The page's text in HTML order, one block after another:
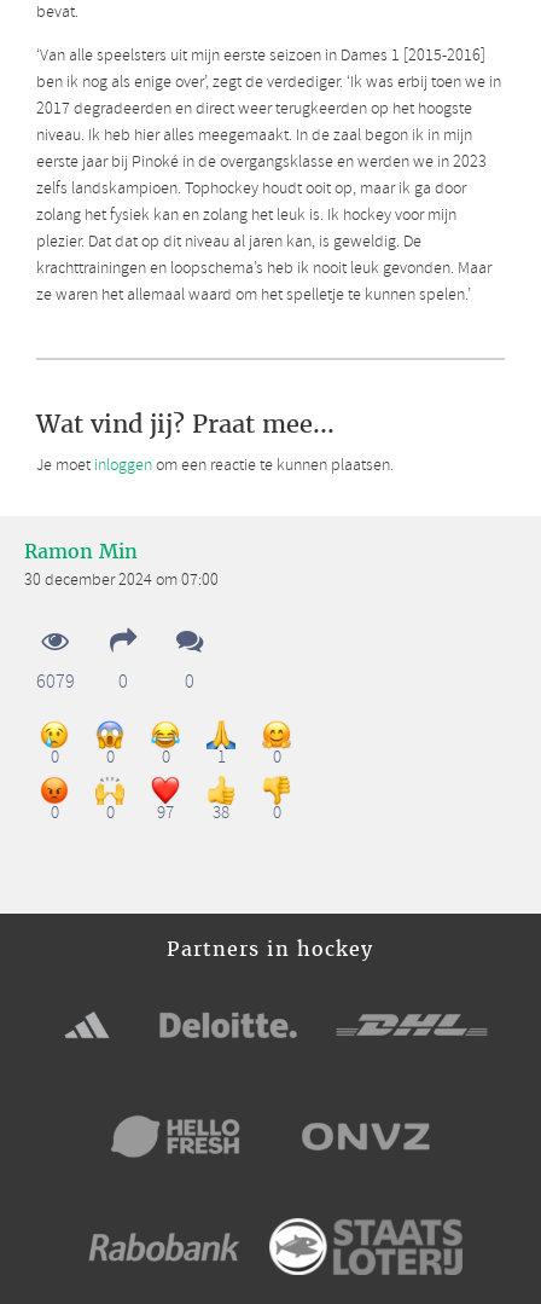
bevat.
‘Van alle speelsters uit mijn eerste seizoen in Dames 1 [2015-2016]
ben ik nog als enige over’, zegt de verdediger. ‘Ik was erbij toen we in
2017 degradeerden en direct weer terugkeerden op het hoogste
niveau. Ik heb hier alles meegemaakt. In de zaal begon ik in mijn
eerste jaar bij Pinoké in de overgangsklasse en werden we in 2023
zelfs landskampioen. Tophockey houdt ooit op, maar ik ga door
zolang het fysiek kan en zolang het leuk is. Ik hockey voor mijn
plezier. Dat dat op dit niveau al jaren kan, is geweldig. De
krachttrainingen en loopschema’s heb ik nooit leuk gevonden. Maar
ze waren het allemaal waard om het spelletje te kunnen spelen.’
Wat vind jij? Praat mee...
Je moet inloggenom een reactie te kunnen plaatsen.
Ramon Min
30 december 2024 om 07:00
6079 0 0
0 0 0 1 0
0 0 97 38 0
Partners in hockey